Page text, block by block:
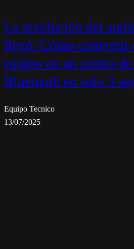
La revolución del
llegó: Cómo convertir
equipo en un centro
Bluetooth en solo 3
Equipo Tecnico
13/07/2025